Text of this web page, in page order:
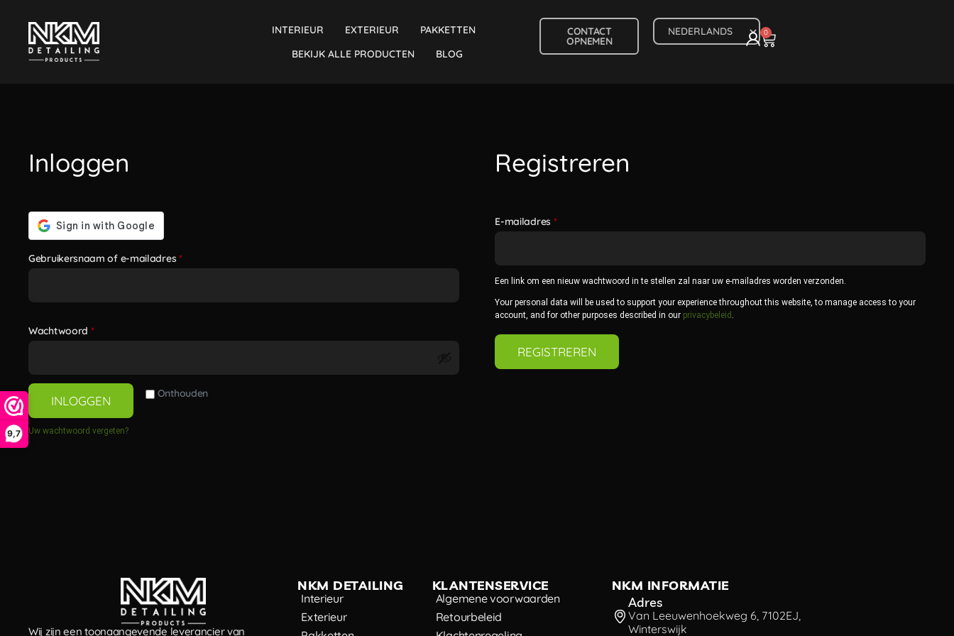
9,7
INTERIEUR EXTERIEUR
PAKKETTEN
BEKIJK ALLE PRODUCTEN
BLOG
CONTACT
OPNEMEN
0
Inloggen
Gebruikersnaam of e-mailadres *
Wachtwoord *
Onthouden
INLOGGEN
Uw wachtwoord vergeten?
Registreren
E-mailadres *
Een link om een nieuw wachtwoord in te stellen zal naar uw e-mailadres worden verzonden.
Your personal data will be used to support your experience throughout this website, to manage access to your
account, and for other purposes described in our privacybeleid .
REGISTREREN
Wij zijn een toonaangevende leverancier van
NKM DETAILING
Interieur
Exterieur
KLANTENSERVICE
Algemene voorwaarden
Retourbeleid
NKM INFORMATIE
Adres
Van Leeuwenhoekweg 6, 7102EJ,
Winterswijk